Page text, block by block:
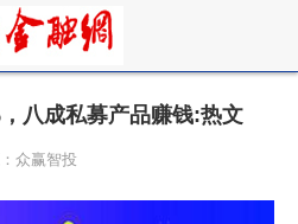
八成私募产品赚钱:热文
众赢智投